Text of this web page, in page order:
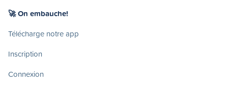
🚀 On embauche!
Télécharge notre app
Inscription
Connexion